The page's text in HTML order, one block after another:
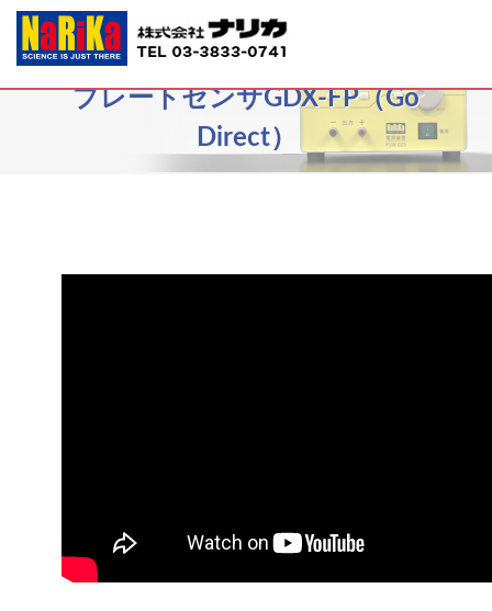
E31-8200-54 ワイヤレスフォース
プレートセンサGDX-FP（Go
Direct）